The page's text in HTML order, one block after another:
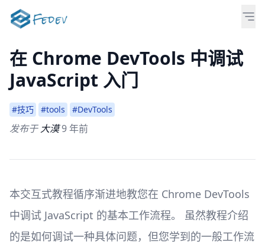
在 Chrome DevTools 中调试
JavaScript 入门
#技巧 #tools #DevTools
发布于大漠9 年前
本交互式教程循序渐进地教您在 Chrome DevTools
中调试 JavaScript 的基本工作流程。 虽然教程介绍
的是如何调试一种具体问题，但您学到的一般工作流